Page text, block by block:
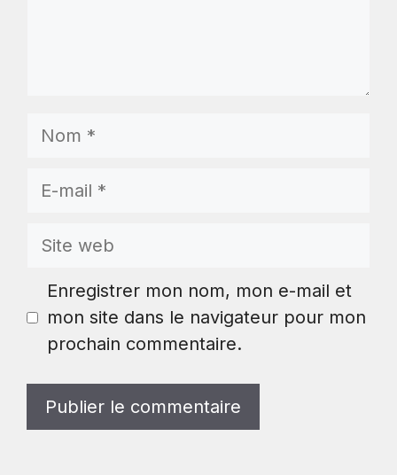
Nom
E-
Site
Enregistrer mon nom, mon e-mail et
mon site dans le navigateur pour mon
prochain commentaire.